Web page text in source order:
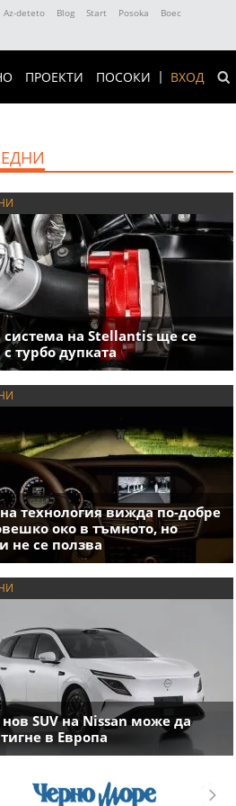
Az-deteto Blog Start Posoka
Boec
ВХОД
ПРОЕКТИ ПОСОКИ
система на Stellantis ще се
турбо дупката
технология вижда по-добре
око в тъмното, но
не се ползва
SUV на Nissan може да
в Европа